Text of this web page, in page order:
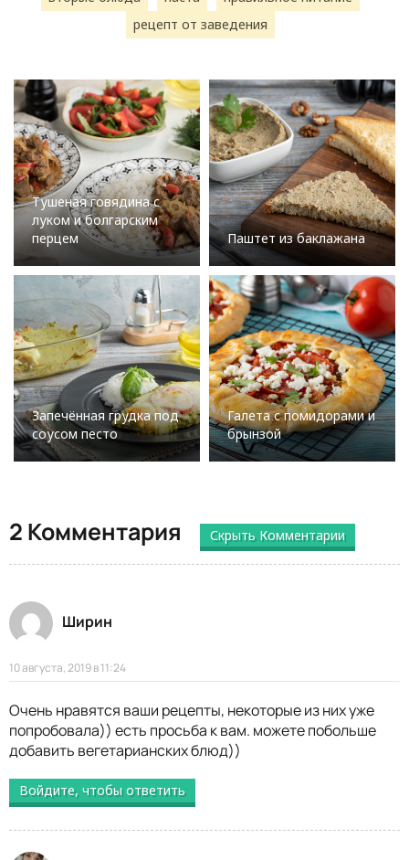
рецепт от заведения
Тушеная говядина с
луком и болгарским
перцем
Паштет из баклажана
Запечённая грудка под
соусом песто
Галета с помидорами и
брынзой
2 Комментария Скрыть Комментарии
Ширин
10 августа, 2019 в 11:24
Очень нравятся ваши рецепты, некоторые из них уже
попробовала)) есть просьба к вам. можете побольше
добавить вегетарианских блюд))
Войдите, чтобы ответить